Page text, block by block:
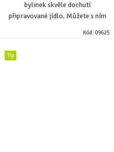
bylinek skvěle dochutí
připravované jídlo. Můžete s ním
Kód:09625
Tip